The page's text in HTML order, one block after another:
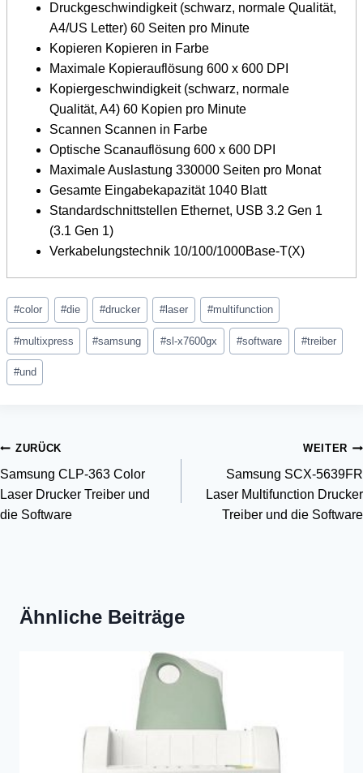
Druckgeschwindigkeit (schwarz, normale Qualität,
A4/US Letter) 60 Seiten pro Minute
Kopieren Kopieren in Farbe
Maximale Kopierauflösung 600 x 600 DPI
Kopiergeschwindigkeit (schwarz, normale
Qualität, A4) 60 Kopien pro Minute
Scannen Scannen in Farbe
Optische Scanauflösung 600 x 600 DPI
Maximale Auslastung 330000 Seiten pro Monat
Gesamte Eingabekapazität 1040 Blatt
Standardschnittstellen Ethernet, USB 3.2 Gen 1
(3.1 Gen 1)
Verkabelungstechnik 10/100/1000Base-T(X)
Schlagworte:
#color #die #drucker #laser #multifunction
#multixpress #samsung #sl-x7600gx #software #treiber
#und
Beitragsnavigation
ZURÜCK
Samsung CLP-363 Color
Laser Drucker Treiber und
die Software
WEITER
Samsung SCX-5639FR
Laser Multifunction Drucker
Treiber und die Software
Ähnliche Beiträge